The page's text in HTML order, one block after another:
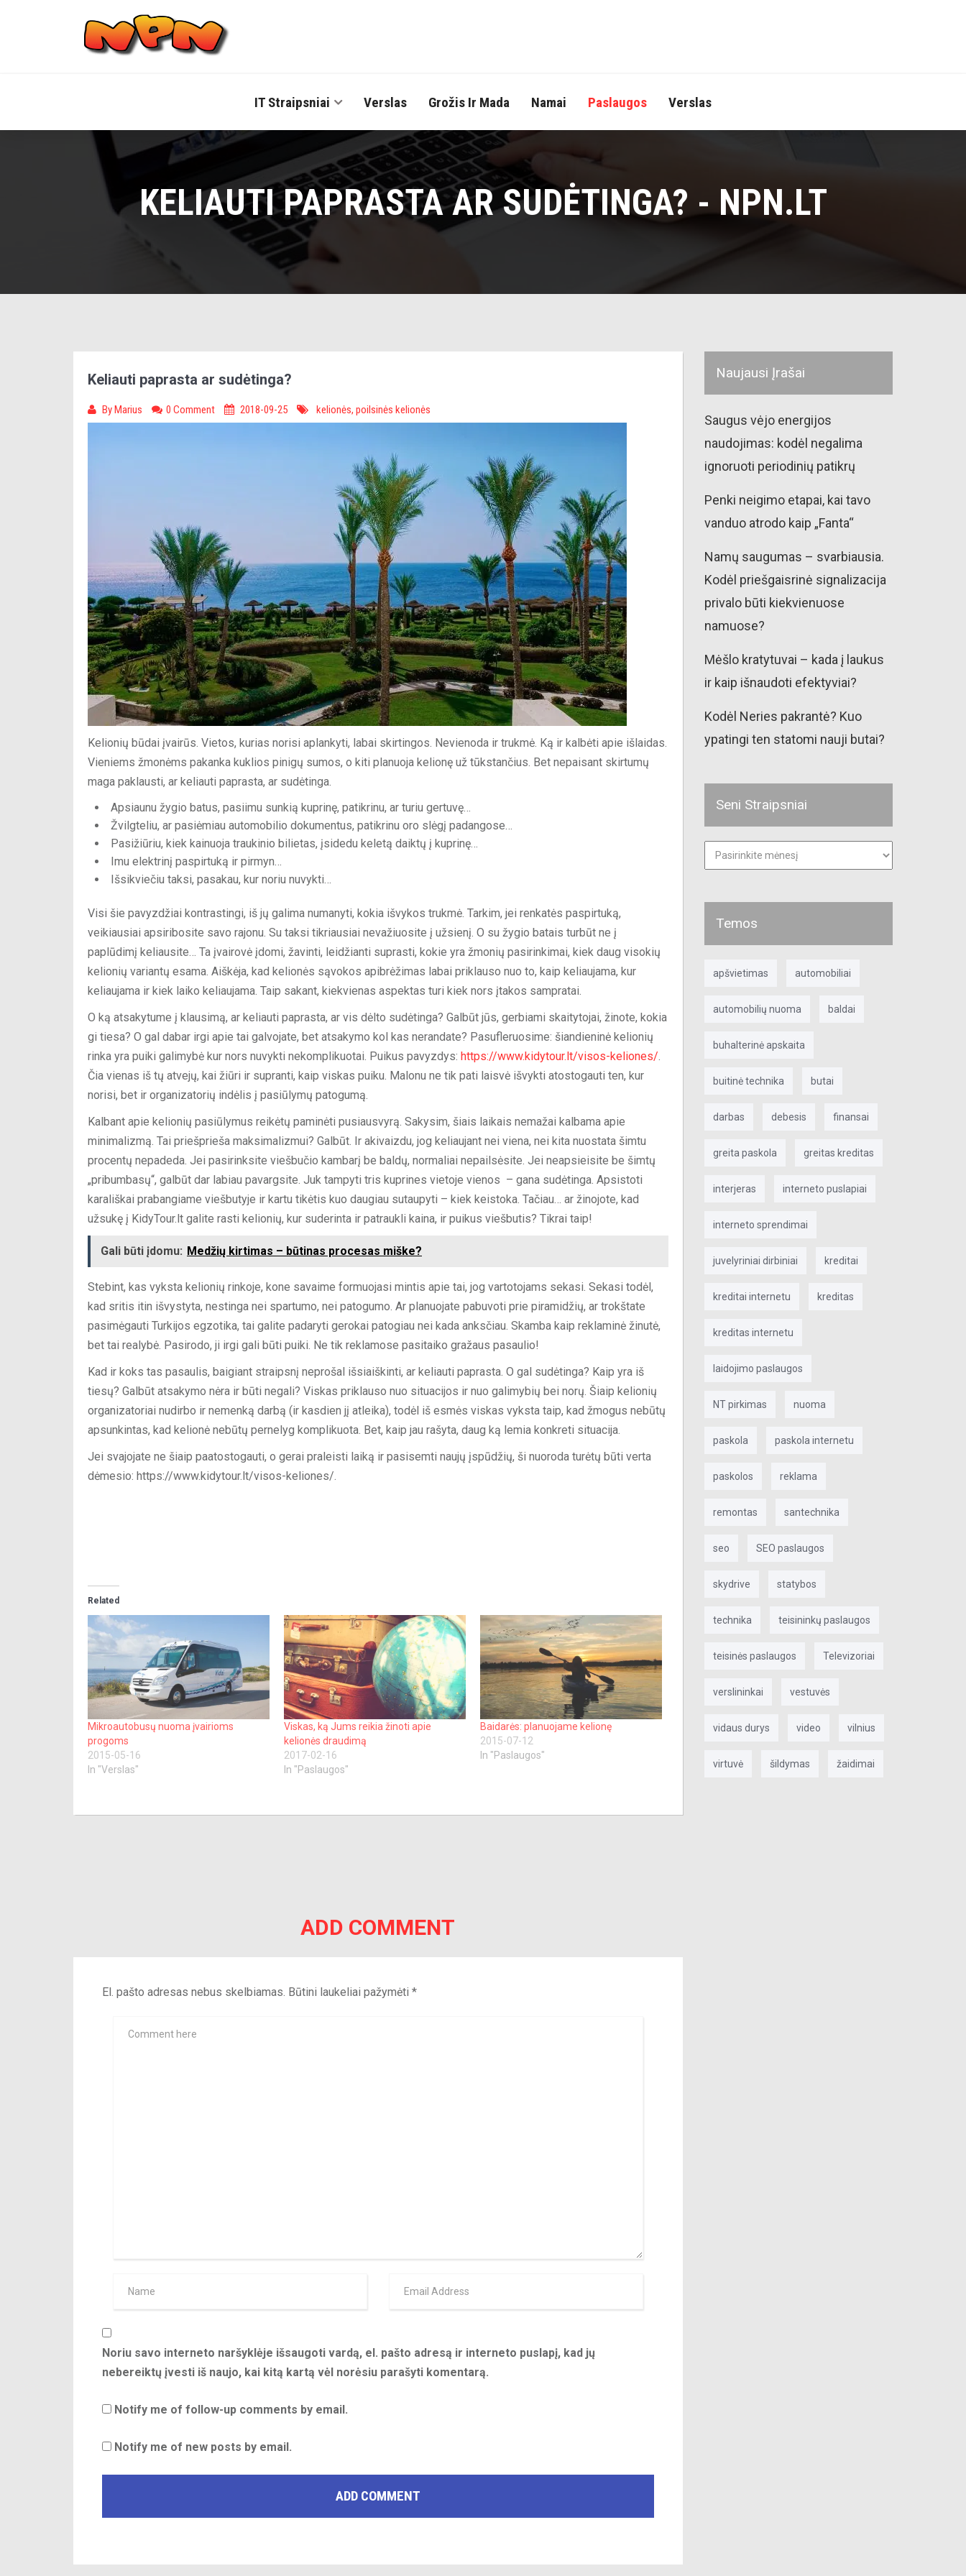
IT Straipsniai Verslas Grožis Ir Mada Namai Paslaugos Verslas
KELIAUTI PAPRASTA AR SUDĖTINGA? - NPN.LT
Keliauti paprasta ar sudėtinga?
ByMarius 0 Comment 2018-09-25 kelionės, poilsinės kelionės
Kelionių būdai įvairūs. Vietos, kurias norisi aplankyti, labai skirtingos. Nevienoda ir trukmė. Ką ir kalbėti apie išlaidas.
Vieniems žmonėms pakanka kuklios pinigų sumos, o kiti planuoja kelionę už tūkstančius. Bet nepaisant skirtumų
maga paklausti, ar keliauti paprasta, ar sudėtinga.
Apsiaunu žygio batus, pasiimu sunkią kuprinę, patikrinu, ar turiu gertuvę…
Žvilgteliu, ar pasiėmiau automobilio dokumentus, patikrinu oro slėgį padangose…
Pasižiūriu, kiek kainuoja traukinio bilietas, įsidedu keletą daiktų į kuprinę…
Imu elektrinį paspirtuką ir pirmyn…
Išsikviečiu taksi, pasakau, kur noriu nuvykti…
Visi šie pavyzdžiai kontrastingi, iš jų galima numanyti, kokia išvykos trukmė. Tarkim, jei renkatės paspirtuką,
veikiausiai apsiribosite savo rajonu. Su taksi tikriausiai nevažiuosite į užsienį. O su žygio batais turbūt ne į
paplūdimį keliausite… Ta įvairovė įdomi, žavinti, leidžianti suprasti, kokie yra žmonių pasirinkimai, kiek daug visokių
kelionių variantų esama. Aiškėja, kad kelionės sąvokos apibrėžimas labai priklauso nuo to, kaip keliaujama, kur
keliaujama ir kiek laiko keliaujama. Taip sakant, kiekvienas aspektas turi kiek nors įtakos sampratai.
O ką atsakytume į klausimą, ar keliauti paprasta, ar vis dėlto sudėtinga? Galbūt jūs, gerbiami skaitytojai, žinote, kokia
gi tiesa? O gal dabar irgi apie tai galvojate, bet atsakymo kol kas nerandate? Pasufleruosime: šiandieninė kelionių
rinka yra puiki galimybė kur nors nuvykti nekomplikuotai. Puikus pavyzdys: https://www.kidytour.lt/visos-keliones/.
Čia vienas iš tų atvejų, kai žiūri ir supranti, kaip viskas puiku. Malonu ne tik pati laisvė išvykti atostogauti ten, kur
norisi, bet ir organizatorių indėlis į pasiūlymų patogumą.
Kalbant apie kelionių pasiūlymus reikėtų paminėti pusiausvyrą. Sakysim, šiais laikais nemažai kalbama apie
minimalizmą. Tai priešprieša maksimalizmui? Galbūt. Ir akivaizdu, jog keliaujant nei viena, nei kita nuostata šimtu
procentų nepadeda. Jei pasirinksite viešbučio kambarį be baldų, normaliai nepailsėsite. Jei neapsieisite be šimtų
„pribumbasų“, galbūt dar labiau pavargsite. Juk tampyti tris kuprines vietoje vienos – gana sudėtinga. Apsistoti
karališkai prabangiame viešbutyje ir kartu tikėtis kuo daugiau sutaupyti – kiek keistoka. Tačiau… ar žinojote, kad
užsukę į KidyTour.lt galite rasti kelionių, kur suderinta ir patraukli kaina, ir puikus viešbutis? Tikrai taip!
Gali būti įdomu: Medžių kirtimas – būtinas procesas miške?
Stebint, kas vyksta kelionių rinkoje, kone savaime formuojasi mintis apie tai, jog vartotojams sekasi. Sekasi todėl,
kad sritis itin išvystyta, nestinga nei spartumo, nei patogumo. Ar planuojate pabuvoti prie piramidžių, ar trokštate
pasimėgauti Turkijos egzotika, tai galite padaryti gerokai patogiau nei kada anksčiau. Skamba kaip reklaminė žinutė,
bet tai realybė. Pasirodo, ji irgi gali būti puiki. Ne tik reklamose pasitaiko gražaus pasaulio!
Kad ir koks tas pasaulis, baigiant straipsnį neprošal išsiaiškinti, ar keliauti paprasta. O gal sudėtinga? Kaip yra iš
tiesų? Galbūt atsakymo nėra ir būti negali? Viskas priklauso nuo situacijos ir nuo galimybių bei norų. Šiaip kelionių
organizatoriai nudirbo ir nemenką darbą (ir kasdien jį atleika), todėl iš esmės viskas vyksta taip, kad žmogus nebūtų
apsunkintas, kad kelionė nebūtų pernelyg komplikuota. Bet, kaip jau rašyta, daug ką lemia konkreti situacija.
Jei svajojate ne šiaip paatostogauti, o gerai praleisti laiką ir pasisemti naujų įspūdžių, ši nuoroda turėtų būti verta
dėmesio: https://www.kidytour.lt/visos-keliones/.
Related
Mikroautobusų nuoma įvairioms
progoms
2015-05-16
In "Verslas"
Viskas, ką Jums reikia žinoti apie
kelionės draudimą
2017-02-16
In "Paslaugos"
Baidarės: planuojame kelionę
2015-07-12
In "Paslaugos"
ADD COMMENT
El. pašto adresas nebus skelbiamas. Būtini laukeliai pažymėti *
Noriu savo interneto naršyklėje išsaugoti vardą, el. pašto adresą ir interneto puslapį, kad jų
nebereiktų įvesti iš naujo, kai kitą kartą vėl norėsiu parašyti komentarą.
Notify me of follow-up comments by email.
Notify me of new posts by email.
Naujausi Įrašai
Saugus vėjo energijos
naudojimas: kodėl negalima
ignoruoti periodinių patikrų
Penki neigimo etapai, kai tavo
vanduo atrodo kaip „Fanta“
Namų saugumas – svarbiausia.
Kodėl priešgaisrinė signalizacija
privalo būti kiekvienuose
namuose?
Mėšlo kratytuvai – kada į laukus
ir kaip išnaudoti efektyviai?
Kodėl Neries pakrantė? Kuo
ypatingi ten statomi nauji butai?
Seni Straipsniai
Seni
straipsniai
Temos
apšvietimas automobiliai
automobilių nuoma baldai
buhalterinė apskaita
buitinė technika butai
darbas debesis finansai
greita paskola greitas kreditas
interjeras interneto puslapiai
interneto sprendimai
juvelyriniai dirbiniai kreditai
kreditai internetu kreditas
kreditas internetu
laidojimo paslaugos
NT pirkimas nuoma
paskola paskola internetu
paskolos reklama
remontas santechnika
seo SEO paslaugos
skydrive statybos
technika teisininkų paslaugos
teisinės paslaugos Televizoriai
verslininkai vestuvės
vidaus durys video vilnius
virtuvė šildymas žaidimai